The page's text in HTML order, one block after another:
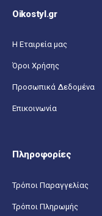
Oikostyl.gr
Η Εταιρεία μας
Όροι Χρήσης
Προσωπικά Δεδομένα
Επικοινωνία
Πληροφορίες
Τρόποι Παραγγελίας
Τρόποι Πληρωμής